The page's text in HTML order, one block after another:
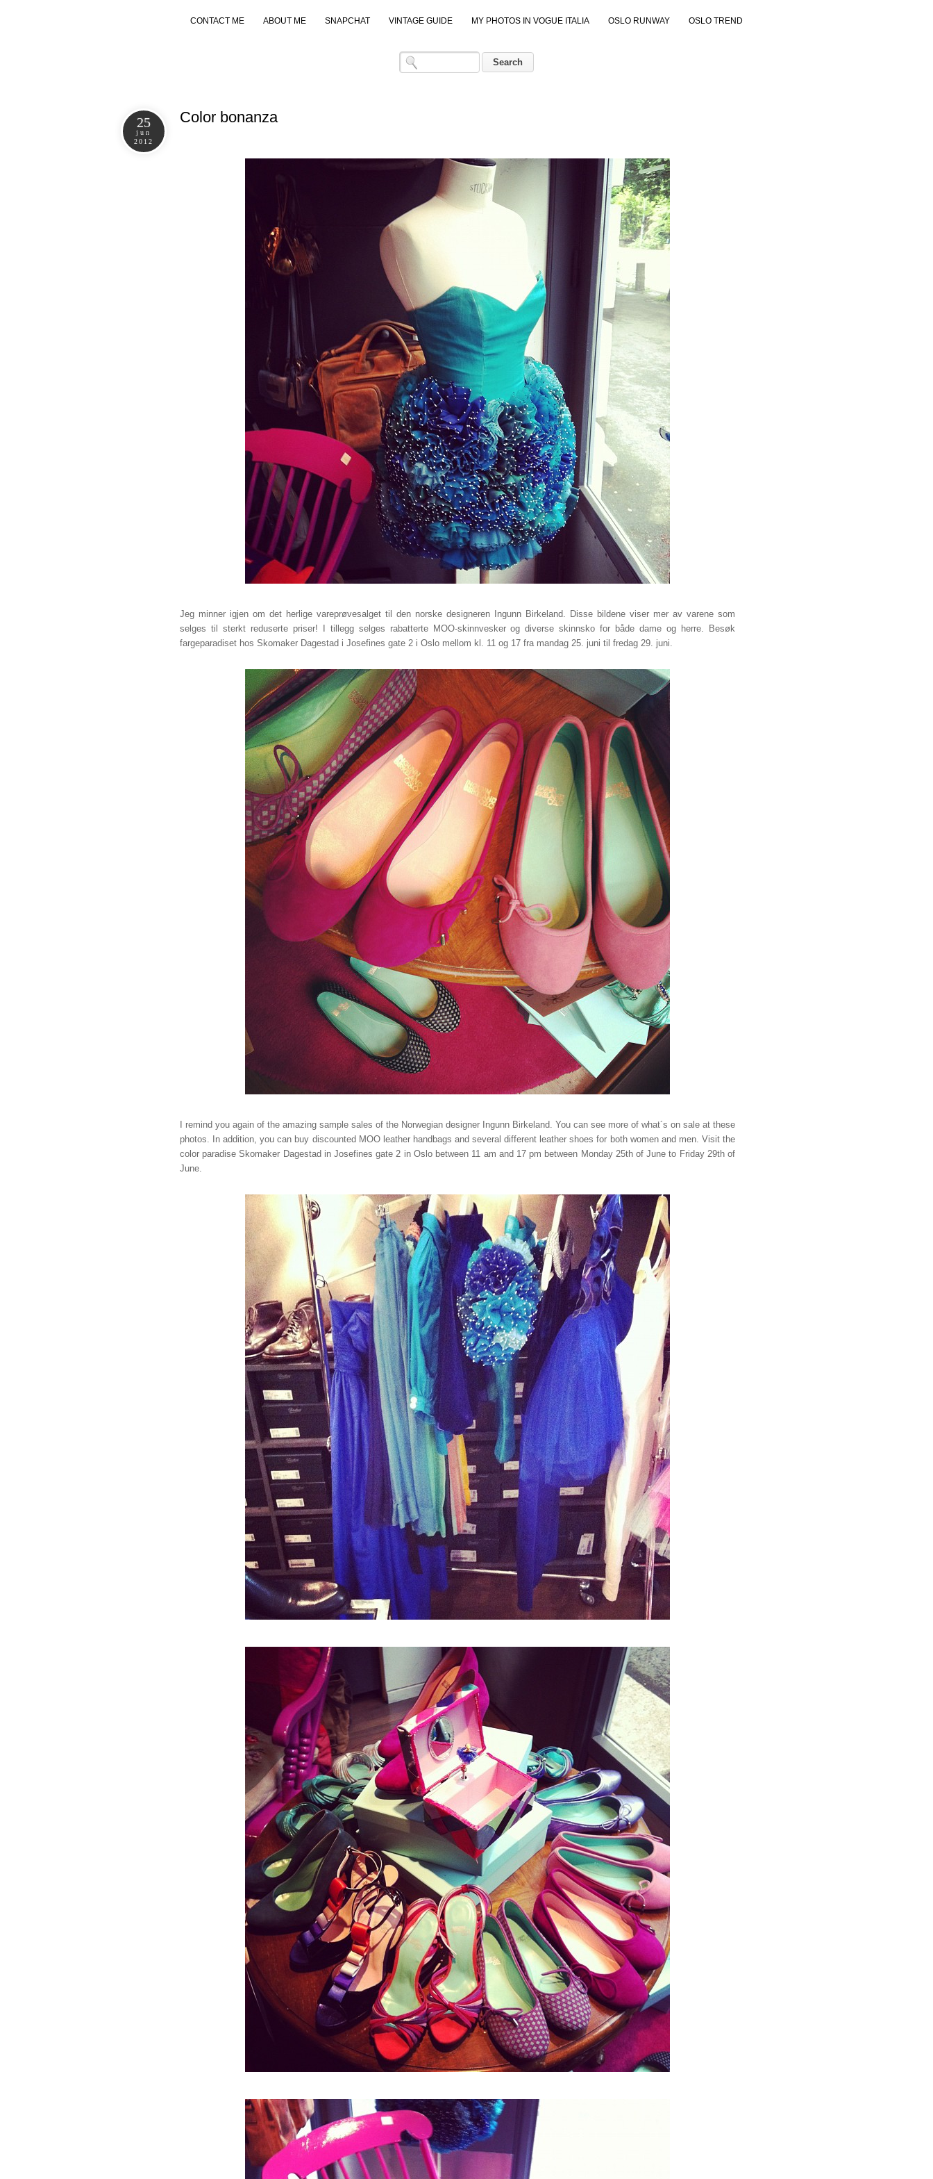
CONTACT ME ABOUT ME SNAPCHAT VINTAGE GUIDE MY PHOTOS IN VOGUE ITALIA OSLO RUNWAY OSLO TREND
25
jun
2012
Color bonanza
Jeg minner igjen om det herlige vareprøvesalget til den norske designeren Ingunn Birkeland. Disse bildene viser mer av varene som
selges til sterkt reduserte priser! I tillegg selges rabatterte MOO-skinnvesker og diverse skinnsko for både dame og herre. Besøk
fargeparadiset hos Skomaker Dagestad i Josefines gate 2 i Oslo mellom kl. 11 og 17 fra mandag 25. juni til fredag 29. juni.
I remind you again of the amazing sample sales of the Norwegian designer Ingunn Birkeland. You can see more of what´s on sale at these
photos. In addition, you can buy discounted MOO leather handbags and several different leather shoes for both women and men. Visit the
color paradise Skomaker Dagestad in Josefines gate 2 in Oslo between 11 am and 17 pm between Monday 25th of June to Friday 29th of
June.